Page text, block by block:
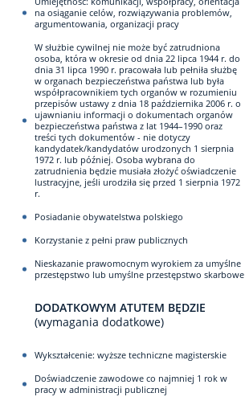
na osiąganie celów, rozwiązywania problemów,
argumentowania, organizacji pracy
W służbie cywilnej nie może być zatrudniona
osoba, która w okresie od dnia 22 lipca 1944 r. do
dnia 31 lipca 1990 r. pracowała lub pełniła służbę
w organach bezpieczeństwa państwa lub była
współpracownikiem tych organów w rozumieniu
przepisów ustawy z dnia 18 października 2006 r. o
ujawnianiu informacji o dokumentach organów
bezpieczeństwa państwa z lat 1944–1990 oraz
treści tych dokumentów - nie dotyczy
kandydatek/kandydatów urodzonych 1 sierpnia
1972 r. lub później. Osoba wybrana do
zatrudnienia będzie musiała złożyć oświadczenie
lustracyjne, jeśli urodziła się przed 1 sierpnia 1972
r.
Posiadanie obywatelstwa polskiego
Korzystanie z pełni praw publicznych
Nieskazanie prawomocnym wyrokiem za umyślne
przestępstwo lub umyślne przestępstwo skarbowe
DODATKOWYM ATUTEM BĘDZIE
(wymagania dodatkowe)
Wykształcenie: wyższe techniczne magisterskie
Doświadczenie zawodowe co najmniej 1 rok w
pracy w administracji publicznej